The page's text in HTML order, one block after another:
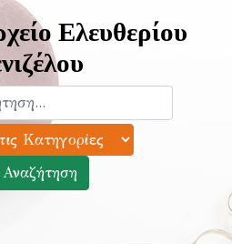
Ελευθερίου
Αναζήτηση